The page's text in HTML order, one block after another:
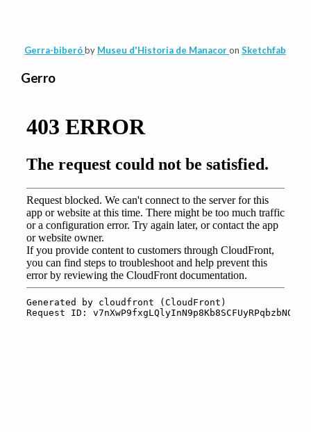
Gerra-biberóby Museu d'Historia de Manacoron Sketchfab
Gerro